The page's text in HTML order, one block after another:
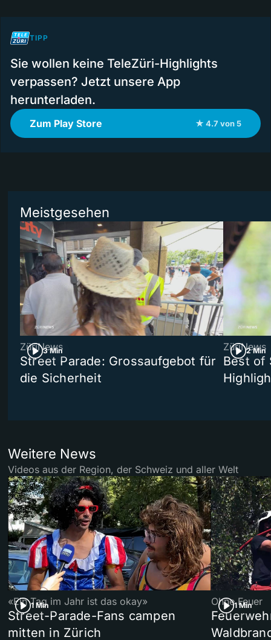
TIPP
Sie wollen keine TeleZüri-Highlights
verpassen? Jetzt unsere App
herunterladen.
Zum Play Store ★ 4.7 von 5
Meistgesehen
3 Min
ZüriNews
Street Parade: Grossaufgebot für
die Sicherheit
2 Min
ZüriNews
Best of
Weitere News
Videos aus der Region, der Schweiz und aller Welt
1 Min
«Ein Tag im Jahr ist das okay»
Street-Parade-Fans campen
mitten in Zürich
1 Min
Ohne Feuer